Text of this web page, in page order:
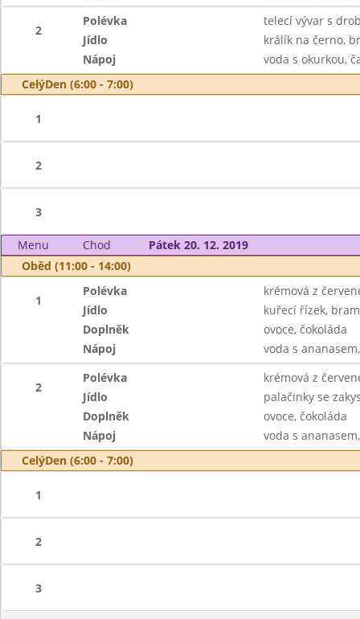
2
Polévka
telecí vývar s
Jídlo
králík na černo,
Nápoj
voda s okurkou,
CelýDen (6:00 - 7:00)
1
2
3
Menu Chod
Pátek 20. 12. 2019
Oběd (11:00 - 14:00)
1
Polévka
krémová z
Jídlo
kuřecí řízek,
Doplněk
ovoce, čokoláda
Nápoj
voda s
2
Polévka
krémová z
Jídlo
palačinky se
Doplněk
ovoce, čokoláda
Nápoj
voda s
CelýDen (6:00 - 7:00)
1
2
3